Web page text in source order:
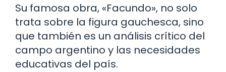
Su famosa obra, «Facundo», no solo
trata sobre la figura gauchesca, sino
que también es un análisis crítico del
campo argentino y las necesidades
educativas del país.